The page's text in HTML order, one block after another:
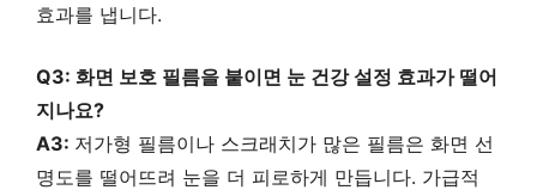
효과를 냅니다.
Q3: 화면 보호 필름을 붙이면 눈 건강 설정 효과가 떨어
지나요?
A3: 저가형 필름이나 스크래치가 많은 필름은 화면 선
명도를 떨어뜨려 눈을 더 피로하게 만듭니다. 가급적